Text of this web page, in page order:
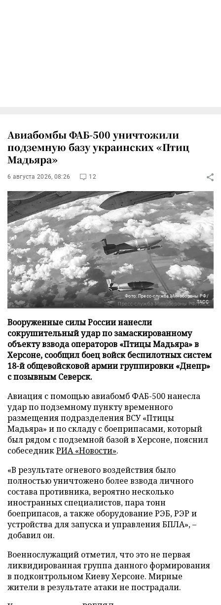
Авиабомбы ФАБ-500 уничтожили
подземную базу украинских «Птиц
Мадьяра»
6 августа 2026, 08:26 12
Фото: Пресс-служба Минобороны РФ/
ТАСС
Вооруженные силы России нанесли
сокрушительный удар по замаскированному
объекту взвода операторов «Птицы Мадьяра» в
Херсоне, сообщил боец войск беспилотных систем
18-й общевойсковой армии группировки «Днепр»
с позывным Северск.
Авиация с помощью авиабомб ФАБ-500 нанесла
удар по подземному пункту временного
размещения подразделения ВСУ «Птицы
Мадьяра» и по складу с боеприпасами, который
был рядом с подземной базой в Херсоне, пояснил
собеседникРИА «Новости».
«В результате огневого воздействия было
полностью уничтожено более взвода личного
состава противника, вероятно несколько
иностранных специалистов, пара тонн
боеприпасов, а также оборудование РЭБ, РЭР и
устройства для запуска и управления БПЛА», –
добавил он.
Военнослужащий отметил, что это не первая
ликвидированная группа данного формирования
в подконтрольном Киеву Херсоне. Мирные
жители в результате атаки не пострадали.